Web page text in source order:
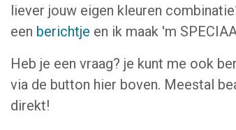
liever jouw eigen kleuren
een berichtje en ik maak 'm
Heb je een vraag? je kunt me ook
via de button hier boven. Meestal
direkt!